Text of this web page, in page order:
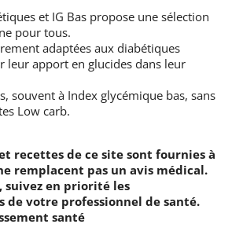
et IG Bas propose une sélection
pour tous.
adaptées aux diabétiques
leur apport en glucides dans leur
souvent à Index glycémique bas, sans
Low carb.
recettes de ce site sont fournies à
remplacent pas un avis médical.
suivez en priorité les
de votre professionnel de santé.
santé